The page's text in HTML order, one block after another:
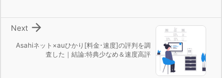
Asahiネット×auひかり[料金･速度]の評判を調
査した｜結論:特典少なめ＆速度高評

Next